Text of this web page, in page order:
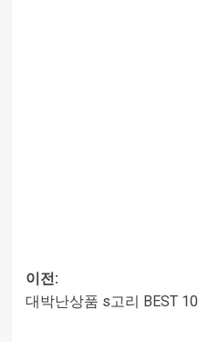
이전:
대박난상품 s고리 BEST 10